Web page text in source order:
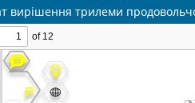
вирішення трилеми